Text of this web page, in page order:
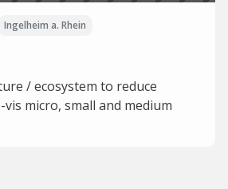
Ingelheim a. Rhein
/ ecosystem to reduce
micro, small and medium